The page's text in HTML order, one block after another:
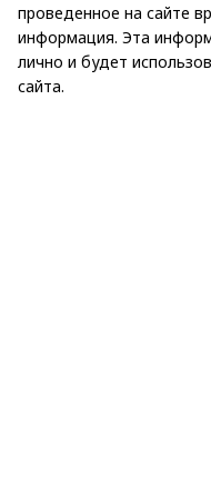
проведенное на сайте
информация. Эта
лично и будет
сайта.